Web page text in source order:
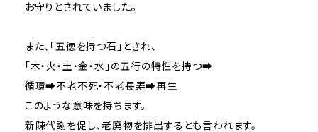
お守りとされていました。
また、「五徳を持つ石」とされ、
「木・火・土・金・水」の五行の特性を持つ➡
循環➡不老不死・不老長寿➡再生
このような意味を持ちます。
新陳代謝を促し、老廃物を排出するとも言われます。